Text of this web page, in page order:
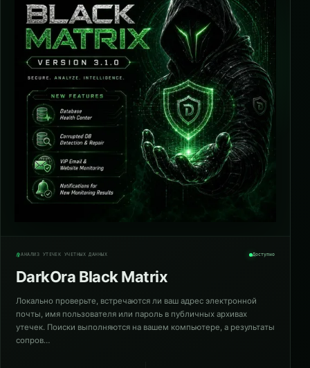
АНАЛИЗ УТЕЧЕК УЧЁТНЫХ ДАННЫХ Доступно
DarkOra Black Matrix
Локально проверьте, встречаются ли ваш адрес электронной
почты, имя пользователя или пароль в публичных архивах
утечек. Поиски выполняются на вашем компьютере, а результаты
сопров…